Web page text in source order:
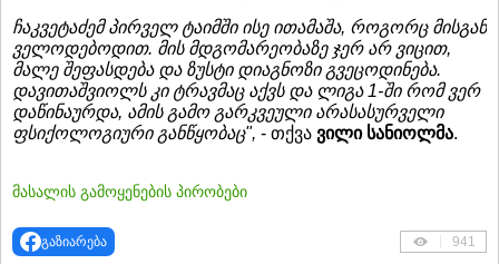
ჩაკვეტაძემ პირველ ტაიმში ისე ითამაშა, როგორც მისგან
ველოდებოდით. მის მდგომარეობაზე ჯერ არ ვიცით,
მალე შეფასდება და ზუსტი დიაგნოზი გვეცოდინება.
დავითაშვიოლს კი ტრავმაც აქვს და ლიგა 1-ში რომ ვერ
დაწინაურდა, ამის გამო გარკვეული არასასურველი
ფსიქოლოგიური განწყობაც", - თქვა ვილი სანიოლმა.
მასალის გამოყენების პირობები
გაზიარება 941